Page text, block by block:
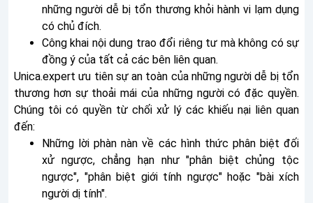
những người dễ bị tổn thương khỏi hành vi lạm dụng
có chủ đích.
Công khai nội dung trao đổi riêng tư mà không có sự
đồng ý của tất cả các bên liên quan.
Unica.expert ưu tiên sự an toàn của những người dễ bị tổn
thương hơn sự thoải mái của những người có đặc quyền.
Chúng tôi có quyền từ chối xử lý các khiếu nại liên quan
đến:
Những lời phàn nàn về các hình thức phân biệt đối
xử ngược, chẳng hạn như "phân biệt chủng tộc
ngược", "phân biệt giới tính ngược" hoặc "bài xích
người dị tính".